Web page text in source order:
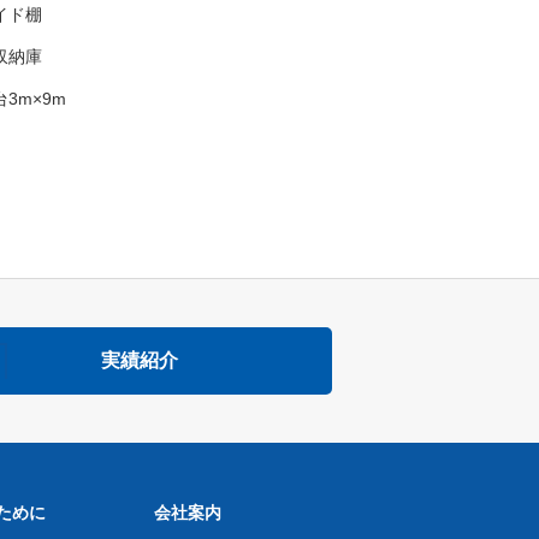
ド棚
納庫
3m×9m
実績紹介
めに 会社案内